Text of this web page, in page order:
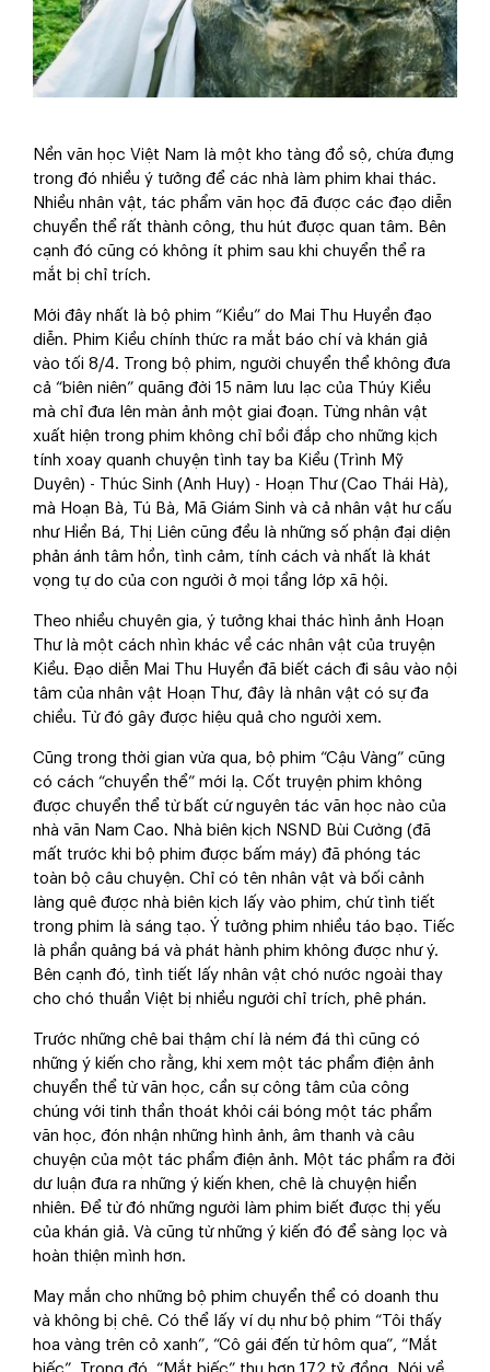
Nền văn học Việt Nam là một kho tàng đồ sộ, chứa đựng
trong đó nhiều ý tưởng để các nhà làm phim khai thác.
Nhiều nhân vật, tác phẩm văn học đã được các đạo diễn
chuyển thể rất thành công, thu hút được quan tâm. Bên
cạnh đó cũng có không ít phim sau khi chuyển thể ra
mắt bị chỉ trích.
Mới đây nhất là bộ phim “Kiều” do Mai Thu Huyền đạo
diễn. Phim Kiều chính thức ra mắt báo chí và khán giả
vào tối 8/4. Trong bộ phim, người chuyển thể không đưa
cả “biên niên” quãng đời 15 năm lưu lạc của Thúy Kiều
mà chỉ đưa lên màn ảnh một giai đoạn. Từng nhân vật
xuất hiện trong phim không chỉ bồi đắp cho những kịch
tính xoay quanh chuyện tình tay ba Kiều (Trình Mỹ
Duyên) - Thúc Sinh (Anh Huy) - Hoạn Thư (Cao Thái Hà),
mà Hoạn Bà, Tú Bà, Mã Giám Sinh và cả nhân vật hư cấu
như Hiền Bá, Thị Liên cũng đều là những số phận đại diện
phản ánh tâm hồn, tình cảm, tính cách và nhất là khát
vọng tự do của con người ở mọi tầng lớp xã hội.
Theo nhiều chuyên gia, ý tưởng khai thác hình ảnh Hoạn
Thư là một cách nhìn khác về các nhân vật của truyện
Kiều. Đạo diễn Mai Thu Huyền đã biết cách đi sâu vào nội
tâm của nhân vật Hoạn Thư, đây là nhân vật có sự đa
chiều. Từ đó gây được hiệu quả cho người xem.
Cũng trong thời gian vừa qua, bộ phim “Cậu Vàng” cũng
có cách “chuyển thể” mới lạ. Cốt truyện phim không
được chuyển thể từ bất cứ nguyên tác văn học nào của
nhà văn Nam Cao. Nhà biên kịch NSND Bùi Cường (đã
mất trước khi bộ phim được bấm máy) đã phóng tác
toàn bộ câu chuyện. Chỉ có tên nhân vật và bối cảnh
làng quê được nhà biên kịch lấy vào phim, chứ tình tiết
trong phim là sáng tạo. Ý tưởng phim nhiều táo bạo. Tiếc
là phần quảng bá và phát hành phim không được như ý.
Bên cạnh đó, tình tiết lấy nhân vật chó nước ngoài thay
cho chó thuần Việt bị nhiều người chỉ trích, phê phán.
Trước những chê bai thậm chí là ném đá thì cũng có
những ý kiến cho rằng, khi xem một tác phẩm điện ảnh
chuyển thể từ văn học, cần sự công tâm của công
chúng với tinh thần thoát khỏi cái bóng một tác phẩm
văn học, đón nhận những hình ảnh, âm thanh và câu
chuyện của một tác phẩm điện ảnh. Một tác phẩm ra đời
dư luận đưa ra những ý kiến khen, chê là chuyện hiển
nhiên. Để từ đó những người làm phim biết được thị yếu
của khán giả. Và cũng từ những ý kiến đó để sàng lọc và
hoàn thiện mình hơn.
May mắn cho những bộ phim chuyển thể có doanh thu
và không bị chê. Có thể lấy ví dụ như bộ phim “Tôi thấy
hoa vàng trên cỏ xanh”, “Cô gái đến từ hôm qua”, “Mắt